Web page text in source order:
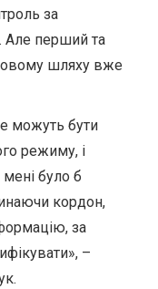
за
Але перший та
шляху вже
можуть бути
режиму, і
було б
кордон,
за
–